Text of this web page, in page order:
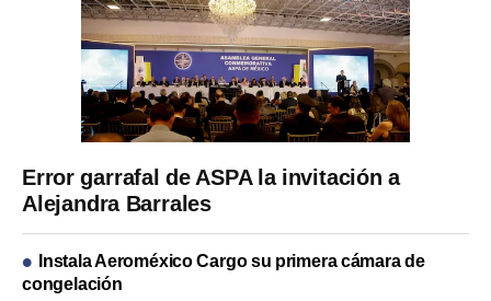
Error garrafal de ASPA la invitación a
Alejandra Barrales
Instala Aeroméxico Cargo su primera cámara de
congelación